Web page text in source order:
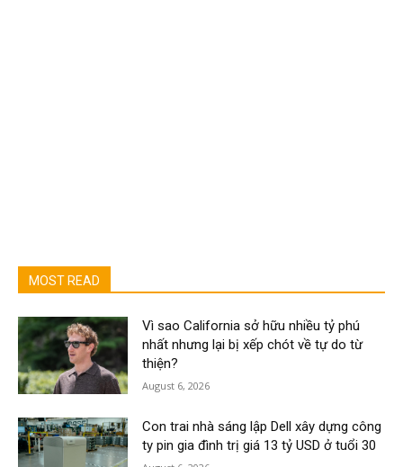
MOST READ
Vì sao California sở hữu nhiều tỷ phú
nhất nhưng lại bị xếp chót về tự do từ
thiện?
August 6, 2026
Con trai nhà sáng lập Dell xây dựng công
ty pin gia đình trị giá 13 tỷ USD ở tuổi 30